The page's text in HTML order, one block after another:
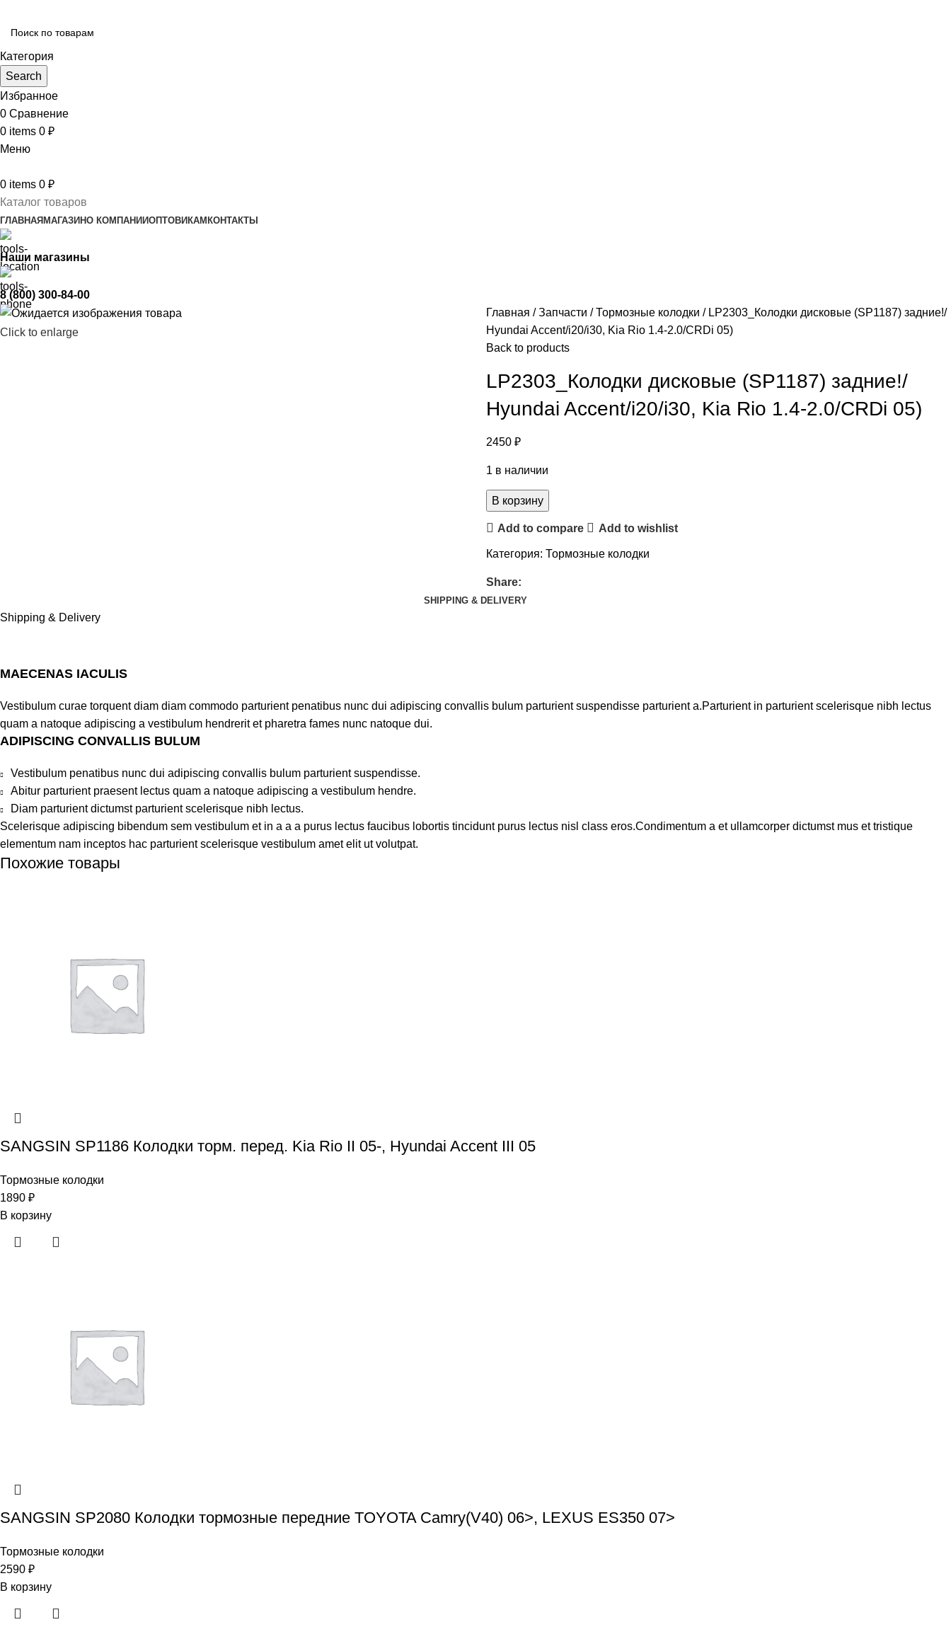
Категория
Search
Избранное
0 Сравнение
0 items 0 ₽
Меню
0 items 0 ₽
Каталог товаров
ГЛАВНАЯ МАГАЗИНО КОМПАНИИОПТОВИКАМ КОНТАКТЫ
Наши магазины
8 (800) 300-84-00
Click to enlarge
Главная Запчасти Тормозные колодки
LP2303_Колодки дисковые (SP1187) задние!/
Hyundai Accent/i20/i30, Kia Rio 1.4-2.0/CRDi 05)
Back to products
LP2303_Колодки дисковые (SP1187) задние!/
Hyundai Accent/i20/i30, Kia Rio 1.4-2.0/CRDi 05)
2450 ₽
1 в наличии
В корзину
Add to compare Add to wishlist
Категория: Тормозные колодки
Share:
SHIPPING & DELIVERY
Shipping & Delivery
MAECENAS IACULIS
Vestibulum curae torquent diam diam commodo parturient penatibus nunc dui adipiscing convallis bulum parturient suspendisse parturient a.Parturient in parturient scelerisque nibh lectus
quam a natoque adipiscing a vestibulum hendrerit et pharetra fames nunc natoque dui.
ADIPISCING CONVALLIS BULUM
Vestibulum penatibus nunc dui adipiscing convallis bulum parturient suspendisse.
Abitur parturient praesent lectus quam a natoque adipiscing a vestibulum hendre.
Diam parturient dictumst parturient scelerisque nibh lectus.
Scelerisque adipiscing bibendum sem vestibulum et in a a a purus lectus faucibus lobortis tincidunt purus lectus nisl class eros.Condimentum a et ullamcorper dictumst mus et tristique
elementum nam inceptos hac parturient scelerisque vestibulum amet elit ut volutpat.
Похожие товары
SANGSIN SP1186 Колодки торм. перед. Kia Rio II 05-, Hyundai Accent III 05
Тормозные колодки
1890 ₽
В корзину
SANGSIN SP2080 Колодки тормозные передние TOYOTA Camry(V40) 06>, LEXUS ES350 07>
Тормозные колодки
2590 ₽
В корзину